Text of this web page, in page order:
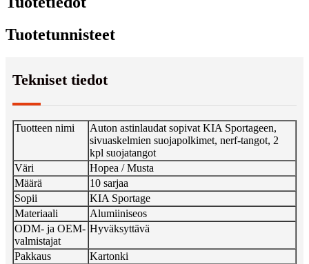
Tuotetunnisteet
Tekniset tiedot
Tuotteen nimi
Auton astinlaudat sopivat KIA Sportageen,
sivuaskelmien suojapolkimet, nerf-tangot, 2
kpl suojatangot
Väri
Hopea / Musta
Määrä
10 sarjaa
Sopii
KIA Sportage
Materiaali
Alumiiniseos
ODM- ja OEM-
valmistajat
Hyväksyttävä
Pakkaus Kartonki